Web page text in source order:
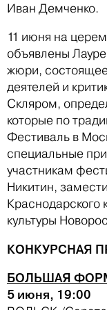
Иван Демченко.
11 июня на
объявлены
жюри,
деятелей и
Скляром,
которые по
Фестиваль в
специальные
участникам
Никитин,
Краснодарского
культуры
КОНКУРСНАЯ
БОЛЬШАЯ
5 июня, 19:00